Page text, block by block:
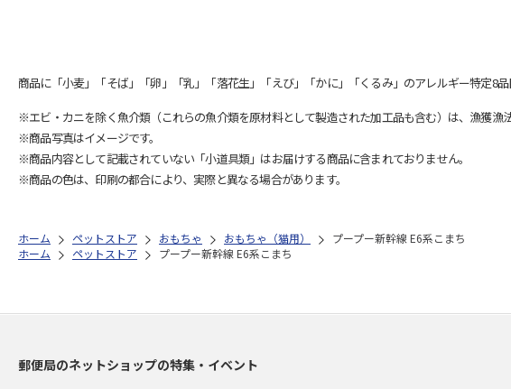
商品に「小麦」「そば」「卵」「乳」「落花生」「えび」「かに」「くるみ」のアレルギー特定8品
※エビ・カニを除く魚介類（これらの魚介類を原材料として製造された加工品も含む）は、漁獲漁
※商品写真はイメージです。
※商品内容として記載されていない「小道具類」はお届けする商品に含まれておりません。
※商品の色は、印刷の都合により、実際と異なる場合があります。
ホーム ペットストア おもちゃ おもちゃ（猫用）
プープー新幹線 E6系こまち
ホーム
ペットストア プープー新幹線 E6系こまち
郵便局のネットショップの特集・イベント